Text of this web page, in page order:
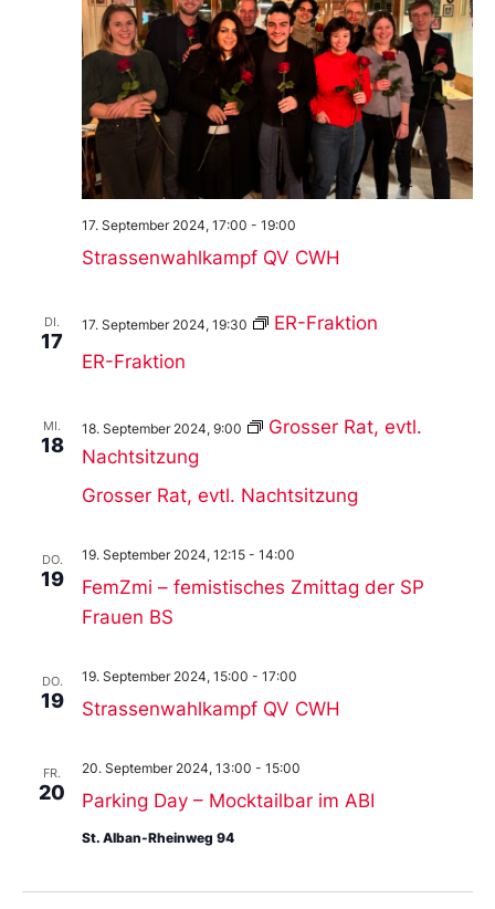
Strassenwahlkampf QV CWH
17. September 2024, 17:00 - 19:00
DI.
17
ER-Fraktion
17. September 2024, 19:30 ER-Fraktion
MI.
18
Grosser Rat, evtl. Nachtsitzung
18. September 2024, 9:00
Grosser Rat, evtl.
Nachtsitzung
DO.
19
FemZmi – femistisches Zmittag der SP
Frauen BS
19. September 2024, 12:15 - 14:00
DO.
19 Strassenwahlkampf QV CWH
19. September 2024, 15:00 - 17:00
FR.
20 Parking Day – Mocktailbar im ABI
20. September 2024, 13:00 - 15:00
St. Alban-Rheinweg 94